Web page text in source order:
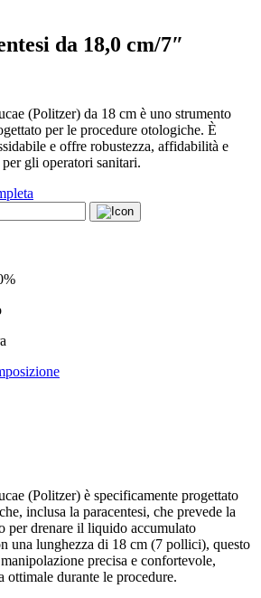
da 18,0 cm/7″
(Politzer) da 18 cm è uno strumento
per le procedure otologiche. È
e offre robustezza, affidabilità e
gli operatori sanitari.
(Politzer) è specificamente progettato
inclusa la paracentesi, che prevede la
per drenare il liquido accumulato
una lunghezza di 18 cm (7 pollici), questo
precisa e confortevole,
ottimale durante le procedure.